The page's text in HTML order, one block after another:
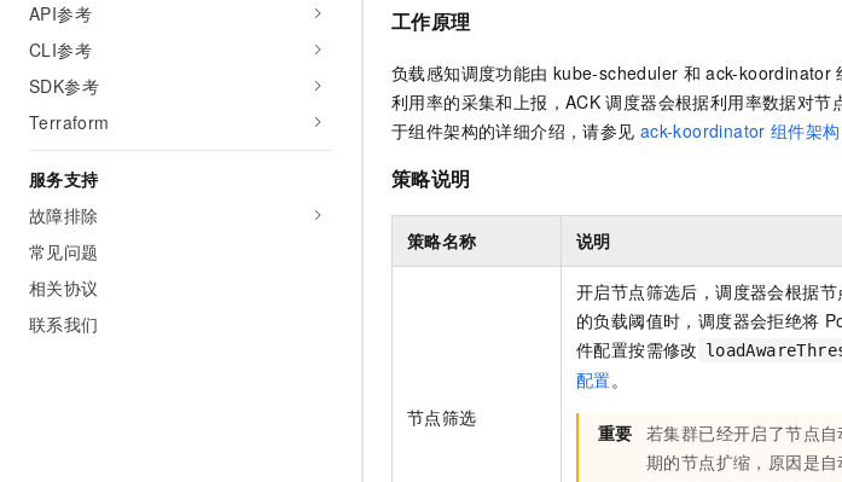
API参考
CLI参考
SDK参考
Terraform
服务支持
故障排除
常见问题
相关协议
联系我们
工作原理
负载感知调度功能由 kube-scheduler 和 ack-koordinator
利用率的采集和上报，ACK 调度器会根据利用率数据对节
于组件架构的详细介绍，请参见 ack-koordinator 组件架构
策略说明
策略名称 说明
节点筛选
开启节点筛选后，调度器会根据
的负载阈值时，调度器会拒绝将
件配置按需修改
配置。
重要 若集群已经开启了节点
期的节点扩缩，原因是